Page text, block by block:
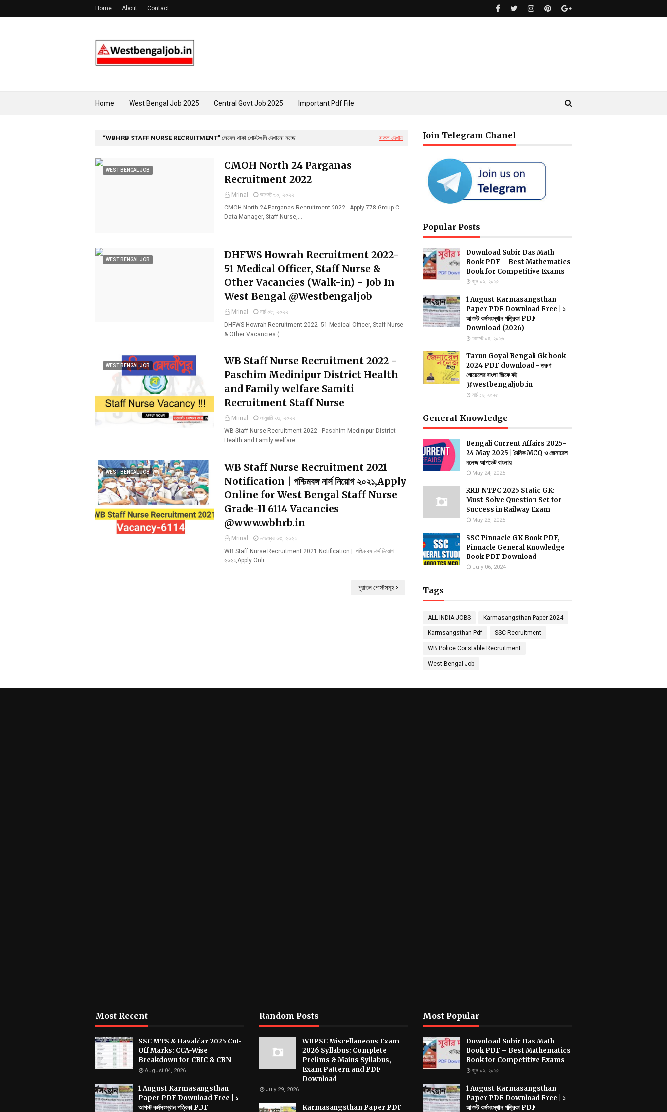
Home About Contact
Home West Bengal Job 2025 Central Govt Job 2025 Important Pdf File
WBHRB STAFF NURSE RECRUITMENT লেবেল থাকা পোস্টগুলি দেখানো হচ্ছে সকল দেখান
WEST BENGAL JOB
CMOH North 24 Parganas
Recruitment 2022
Mrinal
আগস্ট ৩০, ২০২২
CMOH North 24 Parganas Recruitment 2022 - Apply 778 Group C
Data Manager, Staff Nurse,…
WEST BENGAL JOB
DHFWS Howrah Recruitment 2022-
51 Medical Officer, Staff Nurse &
Other Vacancies (Walk-in) - Job In
West Bengal @Westbengaljob
Mrinal
মার্চ ০৮, ২০২২
DHFWS Howrah Recruitment 2022- 51 Medical Officer, Staff Nurse
& Other Vacancies (…
WEST BENGAL JOB
WB Staff Nurse Recruitment 2022 -
Paschim Medinipur District Health
and Family welfare Samiti
Recruitment Staff Nurse
Mrinal
জানুয়ারি ৩১, ২০২২
WB Staff Nurse Recruitment 2022 - Paschim Medinipur District
Health and Family welfare…
WEST BENGAL JOB
WB Staff Nurse Recruitment 2021
Notification | পশ্চিমবঙ্গ নার্স নিয়োগ ২০২১,Apply
Online for West Bengal Staff Nurse
Grade-II 6114 Vacancies
@www.wbhrb.in
Mrinal
নভেম্বর ০৩, ২০২১
WB Staff Nurse Recruitment 2021 Notification | পশ্চিমবঙ্গ নার্স নিয়োগ
২০২১,Apply Onli…
পুরাতন পোস্টসমূহ
Join Telegram Chanel
Popular Posts
Download Subir Das Math
Book PDF – Best Mathematics
Book for Competitive Exams
জুন ০১, ২০২৫
1 August Karmasangsthan
Paper PDF Download Free | ১
আগস্ট কর্মসংস্থান পত্রিকা PDF
Download (2026)
আগস্ট ০৪, ২০২৬
Tarun Goyal Bengali Gk book
2024 PDF download - তরুণ
গোয়েলের বাংলা জিকে বই
@westbengaljob.in
মার্চ ১৬, ২০২৫
General Knowledge
Bengali Current Affairs 2025-
24 May 2025 | দৈনিক MCQ ও জেনারেল
নলেজ আপডেট বাংলায়
May 24, 2025
RRB NTPC 2025 Static GK:
Must-Solve Question Set for
Success in Railway Exam
May 23, 2025
SSC Pinnacle GK Book PDF,
Pinnacle General Knowledge
Book PDF Download
July 06, 2024
Tags
ALL INDIA JOBS Karmasangsthan Paper 2024
Karmsangsthan Pdf SSC Recruitment
WB Police Constable Recruitment
West Bengal Job
Most Recent
SSC MTS & Havaldar 2025 Cut-
Off Marks: CCA-Wise
Breakdown for CBIC & CBN
August 04, 2026
1 August Karmasangsthan
Paper PDF Download Free | ১
আগস্ট কর্মসংস্থান পত্রিকা PDF
Random Posts
WBPSC Miscellaneous Exam
2026 Syllabus: Complete
Prelims & Mains Syllabus,
Exam Pattern and PDF
Download
July 29, 2026
Karmasangsthan Paper PDF
Most Popular
Download Subir Das Math
Book PDF – Best Mathematics
Book for Competitive Exams
জুন ০১, ২০২৫
1 August Karmasangsthan
Paper PDF Download Free | ১
আগস্ট কর্মসংস্থান পত্রিকা PDF